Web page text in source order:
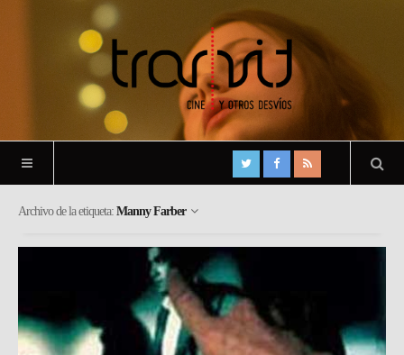
Archivo de la etiqueta: Manny Farber